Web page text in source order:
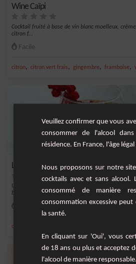
Wine Caïpi
Cocktail fruité à base de vin blanc moelleux,
citron f...
Facile
citron, citron vert frais, gingembre, framboise,
Lillet fruité
Un cocktail tout doux avec du Lillet blanc du jus
b...
citron
Veuillez confirmer que vous
consommer de l'alcool
résidence. En France, l'âge
Nous proposons sur notre
cocktails avec et sans alcool.
consommé de manière
consommation excessive
la santé.
En cliquant sur 'Oui', vous
de 18 ans ou plus et acceptez
l'alcool de manière responsable.